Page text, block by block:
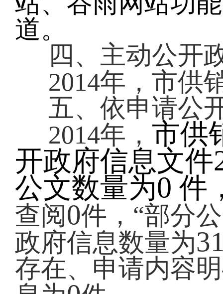
道。
四、主动公开
2014年，市供
五、依申请公
2014年， 市供
开政府信息文件
公文数量为0 件
查阅0件，“部分
政府信息数量为
存在、申请内容